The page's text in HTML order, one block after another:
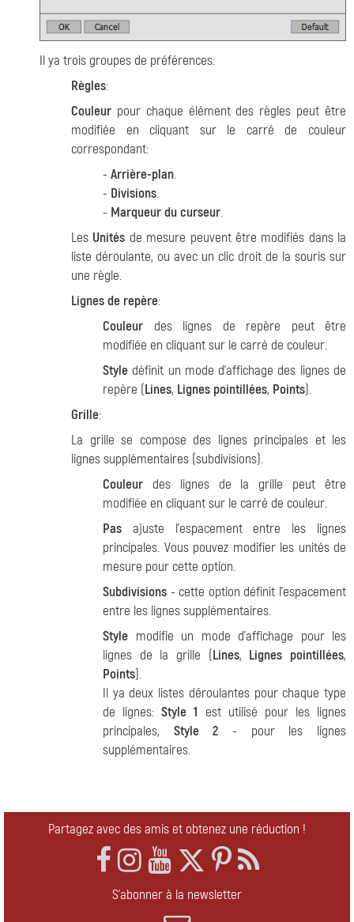
Il ya trois groupes de préférences:
Règles:
Couleur pour chaque élément des règles peut être
modifiée en cliquant sur le carré de couleur
correspondant:
- Arrière-plan.
- Divisions.
- Marqueur du curseur.
Les Unités de mesure peuvent être modifiés dans la
liste déroulante, ou avec un clic droit de la souris sur
une règle.
Lignes de repère:
Couleur des lignes de repère peut être
modifiée en cliquant sur le carré de couleur.
Style définit un mode d'affichage des lignes de
repère (Lines, Lignes pointillées, Points).
Grille:
La grille se compose des lignes principales et les
lignes supplémentaires (subdivisions).
Couleur des lignes de la grille peut être
modifiée en cliquant sur le carré de couleur.
Pas ajuste l'espacement entre les lignes
principales. Vous pouvez modifier les unités de
mesure pour cette option.
Subdivisions - cette option définit l'espacement
entre les lignes supplémentaires.
Style modifie un mode d'affichage pour les
lignes de la grille (Lines, Lignes pointillées,
Points).
Il ya deux listes déroulantes pour chaque type
de lignes:Style 1 est utilisé pour les lignes
principales, Style 2 - pour les lignes
supplémentaires.
Partagez avec des amis et obtenez une réduction !
S'abonner à la newsletter